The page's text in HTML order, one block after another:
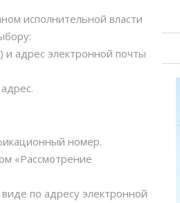
исполнительной власти
адрес электронной почты
номер.
«Рассмотрение
по адресу электронной